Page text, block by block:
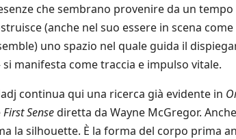
che sembrano provenire da un
(anche nel suo essere in scena
uno spazio nel quale guida il
manifesta come traccia e impulso vitale.
continua qui una ricerca già evidente in
First Sensediretta da Wayne McGregor.
la silhouette. È la forma del corpo prima